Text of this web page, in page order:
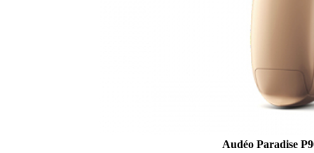
Audéo Paradise